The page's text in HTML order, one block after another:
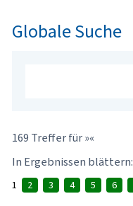
Globale Suche
169 Treffer für »«
In Ergebnissen blättern:
1 2 3 4 5 6